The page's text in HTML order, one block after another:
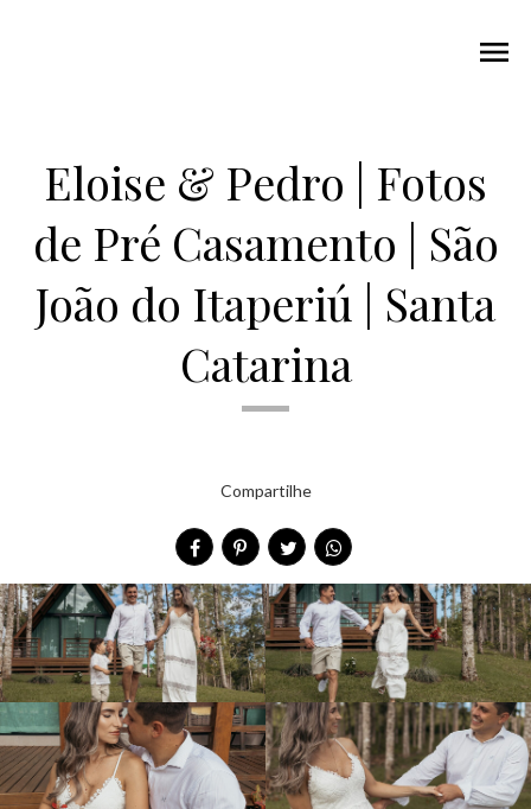
menu
Eloise & Pedro | Fotos
de Pré Casamento | São
João do Itaperiú | Santa
Catarina
Compartilhe